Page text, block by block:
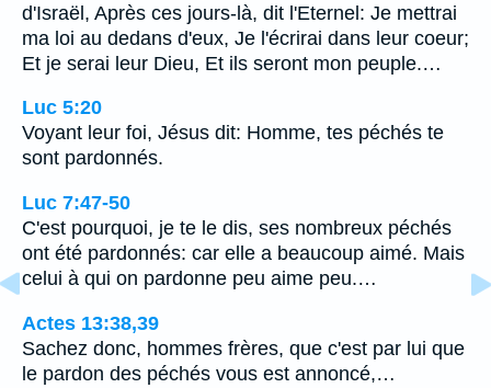
d'Israël, Après ces jours-là, dit l'Eternel: Je mettrai
ma loi au dedans d'eux, Je l'écrirai dans leur coeur;
Et je serai leur Dieu, Et ils seront mon peuple.…
Luc 5:20
Voyant leur foi, Jésus dit: Homme, tes péchés te
sont pardonnés.
Luc 7:47-50
C'est pourquoi, je te le dis, ses nombreux péchés
ont été pardonnés: car elle a beaucoup aimé. Mais
celui à qui on pardonne peu aime peu.…
Actes 13:38,39
Sachez donc, hommes frères, que c'est par lui que
le pardon des péchés vous est annoncé,…